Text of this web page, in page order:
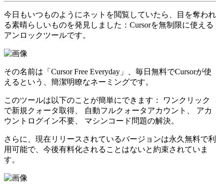
今日もいつものようにネットを閲覧していたら、目を奪われ
る素晴らしいものを発見しました：Cursorを無制限に使える
アンロックツールです。
その名前は「Cursor Free Everyday」、毎日無料でCursorが使
えるという、簡潔明瞭なネーミングです。
このツールは以下のことが簡単にできます： ワンクリック
で新規クォータ取得、 自動フルクォータアカウント、 アカ
ウントログイン不要、 マシンコード問題の解決。
さらに、現在リリースされているバージョンは永久無料で利
用可能で、今後有料化されることはないと約束されていま
す。